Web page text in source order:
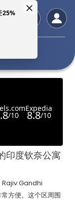
印度钦奈公寓
Rajiv Gandhi
方便。这个区周围